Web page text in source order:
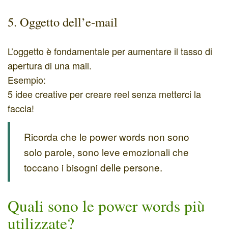
5. Oggetto dell’e-mail
L’oggetto è fondamentale per aumentare il tasso di
apertura di una mail.
Esempio:
5 idee creative per creare reel senza metterci la
faccia!
Ricorda che le power words non sono
solo parole, sono leve emozionali che
toccano i bisogni delle persone.
Quali sono le power words più
utilizzate?